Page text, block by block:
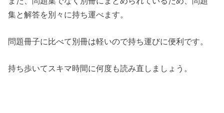
集と解答を別々に持ち運べます。
問題冊子に比べて別冊は軽いので持ち運びに便利です。
持ち歩いてスキマ時間に何度も読み直しましょう。